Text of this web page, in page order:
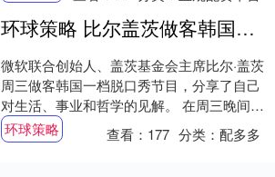
补充措....
环球策略 比尔盖茨做客韩国电视节目谈财富传承：“希望孩子自己赚钱，走自己的路”
微软联合创始人、盖茨基金会主席比尔·盖茨
周三做客韩国一档脱口秀节目，分享了自己
对生活、事业和哲学的见解。 在周三晚间播
出的采访中，盖茨表示，他的母亲对他慈善
事业....
环球策略 查看： 177 分类：配多多